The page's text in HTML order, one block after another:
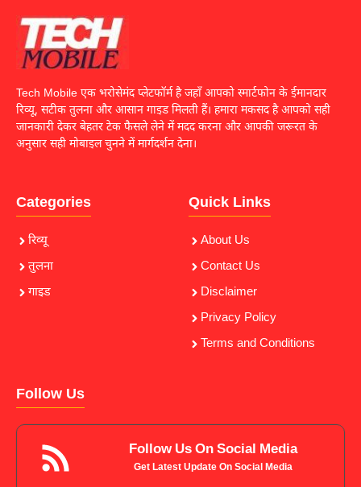
Tech Mobile एक भरोसेमंद प्लेटफॉर्म है जहाँ आपको स्मार्टफोन के ईमानदार
रिव्यू, सटीक तुलना और आसान गाइड मिलती हैं। हमारा मकसद है आपको सही
जानकारी देकर बेहतर टेक फैसले लेने में मदद करना और आपकी जरूरत के
अनुसार सही मोबाइल चुनने में मार्गदर्शन देना।
Categories
रिव्यू
तुलना
गाइड
Quick Links
About Us
Contact Us
Disclaimer
Privacy Policy
Terms and Conditions
Follow Us
Follow Us On Social Media
Get Latest Update On Social Media